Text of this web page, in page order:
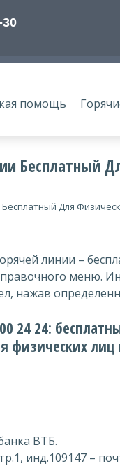
помощь
Бесплатный
Для
линии –
меню.
нажав
24 24:
лиц
ВТБ.
инд.109147 –